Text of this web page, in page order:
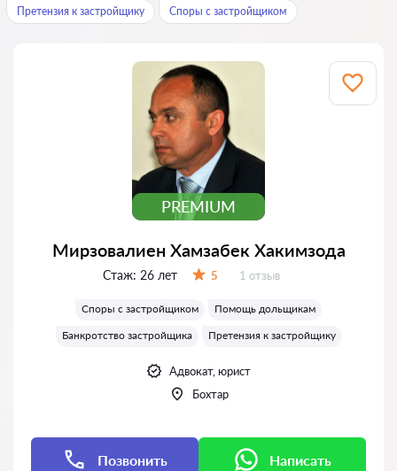
Претензия к застройщику Споры с застройщиком
PREMIUM
Мирзовалиен Хамзабек Хакимзода
Стаж: 26 лет 5 Отзывов:
1 отзыв
Споры с застройщиком
Помощь дольщикам
Банкротство застройщика
Претензия к застройщику
Адвокат, юрист
Бохтар
Позвонить Написать